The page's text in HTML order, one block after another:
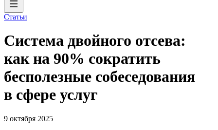
Статьи
Система двойного отсева:
как на 90% сократить
бесполезные собеседования
в сфере услуг
9 октября 2025